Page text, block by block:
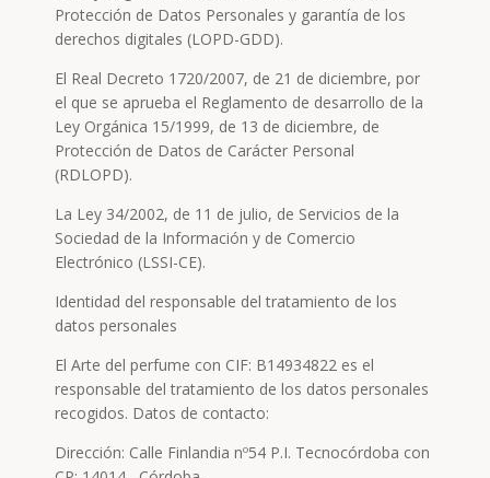
Protección de Datos Personales y garantía de los
derechos digitales (LOPD-GDD).
El Real Decreto 1720/2007, de 21 de diciembre, por
el que se aprueba el Reglamento de desarrollo de la
Ley Orgánica 15/1999, de 13 de diciembre, de
Protección de Datos de Carácter Personal
(RDLOPD).
La Ley 34/2002, de 11 de julio, de Servicios de la
Sociedad de la Información y de Comercio
Electrónico (LSSI-CE).
Identidad del responsable del tratamiento de los
datos personales
El Arte del perfume con CIF: B14934822 es el
responsable del tratamiento de los datos personales
recogidos. Datos de contacto:
Dirección: Calle Finlandia nº54 P.I. Tecnocórdoba con